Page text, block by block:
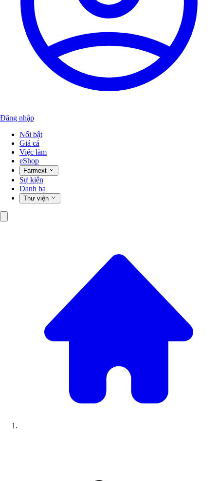
Đăng nhập
Nổi bật
Giá cả
Việc làm
eShop
Farmext
Sự kiện
Danh bạ
Thư viện